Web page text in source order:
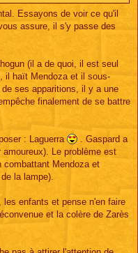
Essayons de voir ce qu'il
assure, il s'y passe des
(il a de quoi, il est seul
il haït Mendoza et il sous-
ses apparitions, il y a une
finalement de se battre
: Laguerra
. Gaspard a
Le problème est
combattant Mendoza et
la lampe).
enfants et pense n'en faire
et la colère de Zarès